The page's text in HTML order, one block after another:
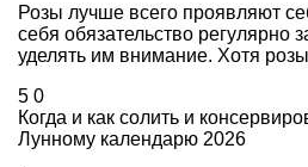
Розы лучше всего проявляют
себя обязательство регулярно
уделять им внимание. Хотя
5 0
Когда и как солить и
Лунному календарю 2026